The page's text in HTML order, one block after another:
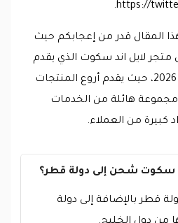
https://
المقال قدر من إعجابكم حيث
متجر لايل اند سكوت الذي يقدم
كود خصم لايل اند سكوت 2026، حيث يقدم أروع المنتجات
مجموعة هائلة من الخدمات
كبيرة من العملاء.
سكوت شحن إلى دولة قطر؟
قطر بالإضافة إلى دولة